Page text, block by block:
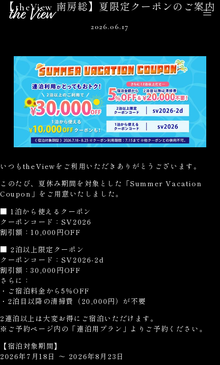
【theView 南房総】夏限定クーポンのご案内
2026.06.17
いつもtheViewをご利用いただきありがとうございます。
このたび、夏休み期間を対象とした「Summer Vacation
Coupon」をご用意いたしました。
■ 1泊から使えるクーポン
クーポンコード：SV2026
割引額：10,000円OFF
■ 2泊以上限定クーポン
クーポンコード：SV2026-2d
割引額：30,000円OFF
さらに：
・ご宿泊料金から5％OFF
・2泊目以降の清掃費（20,000円）が不要
2連泊以上は大変お得にご宿泊いただけます。
※ご予約ページ内の「連泊用プラン」よりご予約ください。
【宿泊対象期間】
2026年7月18日 ～ 2026年8月23日